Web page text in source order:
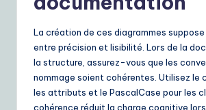
La création de ces diagrammes suppose
entre précision et lisibilité. Lors de la
la structure, assurez-vous que les
nommage soient cohérentes. Utilisez le
les attributs et le PascalCase pour les
cohérence réduit la charge cognitive